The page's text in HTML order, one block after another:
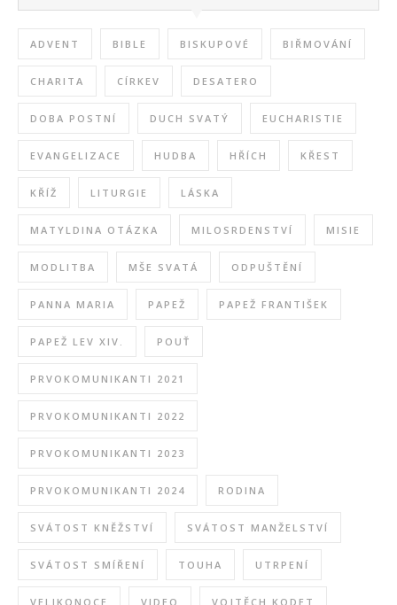
ADVENT BIBLE BISKUPOVÉ BIŘMOVÁNÍ
CHARITA CÍRKEV DESATERO
DOBA POSTNÍ DUCH SVATÝ EUCHARISTIE
EVANGELIZACE HUDBA HŘÍCH KŘEST
KŘÍŽ LITURGIE LÁSKA
MATYLDINA OTÁZKA MILOSRDENSTVÍ MISIE
MODLITBA MŠE SVATÁ ODPUŠTĚNÍ
PANNA MARIA PAPEŽ PAPEŽ FRANTIŠEK
PAPEŽ LEV XIV. POUŤ
PRVOKOMUNIKANTI 2021
PRVOKOMUNIKANTI 2022
PRVOKOMUNIKANTI 2023
PRVOKOMUNIKANTI 2024 RODINA
SVÁTOST KNĚŽSTVÍ SVÁTOST MANŽELSTVÍ
SVÁTOST SMÍŘENÍ TOUHA UTRPENÍ
VELIKONOCE VIDEO VOJTĚCH KODET